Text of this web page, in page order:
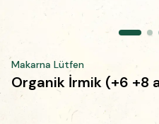
Makarna Lütfen
Organik İrmik (+6 +8